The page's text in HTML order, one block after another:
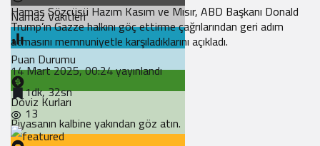
Namaz Vakitleri
Puan Durumu
Döviz Kurları
Piyasanın kalbine yakından göz atın.
Hamas Sözcüsü Hazım Kasım ve Mısır, ABD Başkanı Donald
Trump’ın Gazze halkını göç ettirme çağrılarından geri adım
atmasını memnuniyetle karşıladıklarını açıkladı.
14 Mart 2025, 00:24yayınlandı
1dk, 32sn
13